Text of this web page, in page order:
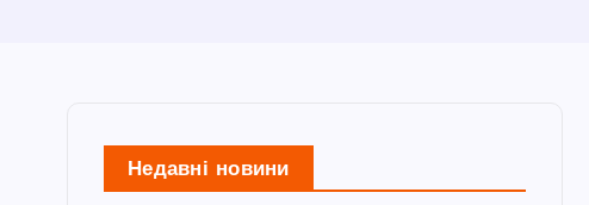
Недавні новини